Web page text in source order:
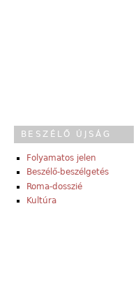
BESZÉLŐ ÚJSÁG
Folyamatos jelen
Beszélő-beszélgetés
Roma-dosszié
Kultúra